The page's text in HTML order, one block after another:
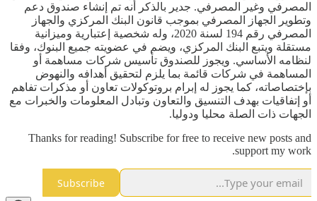
المصرفي وغير المصرفي. جدير بالذكر أنه تم إنشاء صندوق دعم
وتطوير الجهاز المصرفي بموجب قانون البنك المركزي والجهاز
المصرفي رقم 194 لسنة 2020، وله شخصية إعتبارية وميزانية
مستقلة ويتبع البنك المركزي، ويضم في عضويته جميع البنوك، وفقا
لنظامه الأساسي. ويجوز للصندوق تأسيس شركات مساهمة أو
المساهمة في شركات قائمة بما يلزم لتحقيق أهدافه والنهوض
بإختصاصاته، كما يجوز له إبرام بروتوكولات تعاون أو مذكرات تفاهم
أو إتفاقيات بهدف التنسيق والتعاون وتبادل المعلومات والخبرات مع
الجهات ذات الصلة محليا ودوليا.
Thanks for reading! Subscribe for free to receive new posts and
support my work.
Subscribe